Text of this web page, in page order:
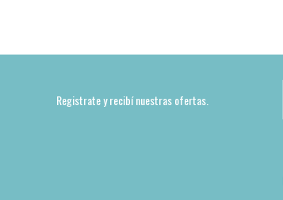
Registrate y recibí nuestras ofertas.